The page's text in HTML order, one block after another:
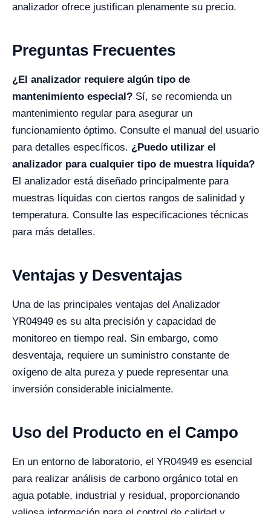
analizador ofrece justifican plenamente su precio.
Preguntas Frecuentes
¿El analizador requiere algún tipo de
mantenimiento especial? Sí, se recomienda un
mantenimiento regular para asegurar un
funcionamiento óptimo. Consulte el manual del usuario
para detalles específicos. ¿Puedo utilizar el
analizador para cualquier tipo de muestra líquida?
El analizador está diseñado principalmente para
muestras líquidas con ciertos rangos de salinidad y
temperatura. Consulte las especificaciones técnicas
para más detalles.
Ventajas y Desventajas
Una de las principales ventajas del Analizador
YR04949 es su alta precisión y capacidad de
monitoreo en tiempo real. Sin embargo, como
desventaja, requiere un suministro constante de
oxígeno de alta pureza y puede representar una
inversión considerable inicialmente.
Uso del Producto en el Campo
En un entorno de laboratorio, el YR04949 es esencial
para realizar análisis de carbono orgánico total en
agua potable, industrial y residual, proporcionando